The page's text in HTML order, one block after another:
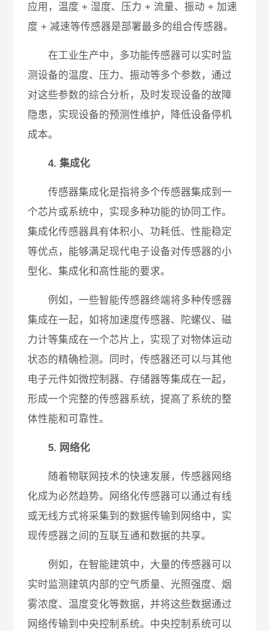
应用，温度 + 湿度、压力 + 流量、振动 + 加速
度 + 减速等传感器是部署最多的组合传感器。
在工业生产中，多功能传感器可以实时监
测设备的温度、压力、振动等多个参数，通过
对这些参数的综合分析，及时发现设备的故障
隐患，实现设备的预测性维护，降低设备停机
成本。
4. 集成化
传感器集成化是指将多个传感器集成到一
个芯片或系统中，实现多种功能的协同工作。
集成化传感器具有体积小、功耗低、性能稳定
等优点，能够满足现代电子设备对传感器的小
型化、集成化和高性能的要求。
例如，一些智能传感器终端将多种传感器
集成在一起，如将加速度传感器、陀螺仪、磁
力计等集成在一个芯片上，实现了对物体运动
状态的精确检测。同时，传感器还可以与其他
电子元件如微控制器、存储器等集成在一起，
形成一个完整的传感器系统，提高了系统的整
体性能和可靠性。
5. 网络化
随着物联网技术的快速发展，传感器网络
化成为必然趋势。网络化传感器可以通过有线
或无线方式将采集到的数据传输到网络中，实
现传感器之间的互联互通和数据的共享。
例如，在智能建筑中，大量的传感器可以
实时监测建筑内部的空气质量、光照强度、烟
雾浓度、温度变化等数据，并将这些数据通过
网络传输到中央控制系统。中央控制系统可以